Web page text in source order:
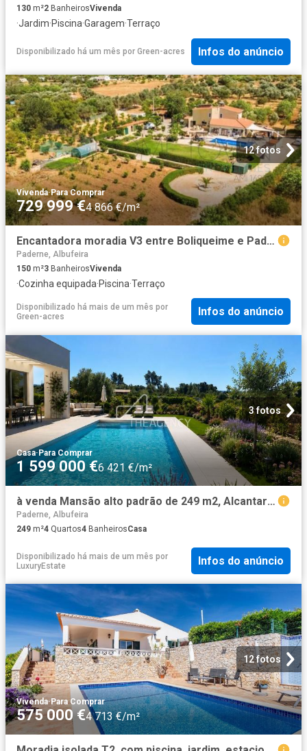
130 m²2 BanheirosVivenda
·Jardim·Piscina·Garagem·Terraço
Disponibilizado há um mês por Green-acres Infos do anúncio
12 fotos
Vivenda·Para Comprar
729 999 €4 866 €/m²
Encantadora moradia V3 entre Boliqueime e Paderne 150m² Paderne
Paderne, Albufeira
150 m²3 BanheirosVivenda
·Cozinha equipada·Piscina·Terraço
Disponibilizado há mais de um mês por
Green-acres
Infos do anúncio
3 fotos
Casa·Para Comprar
1 599 000 €6 421 €/m²
à venda Mansão alto padrão de 249 m2, Alcantarilha e Pêra, Portugal
Paderne, Albufeira
249 m²4 Quartos4 BanheirosCasa
Disponibilizado há mais de um mês por
LuxuryEstate
Infos do anúncio
12 fotos
Vivenda·Para Comprar
575 000 €4 713 €/m²